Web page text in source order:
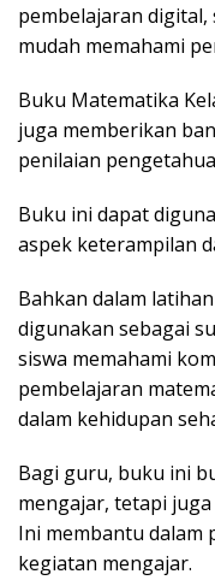
pembelajaran digital,
mudah memahami
Buku Matematika
juga memberikan
penilaian
Buku ini dapat
aspek keterampilan
Bahkan dalam
digunakan sebagai
siswa memahami
pembelajaran
dalam kehidupan
Bagi guru, buku ini
mengajar, tetapi
Ini membantu dalam
kegiatan mengajar.